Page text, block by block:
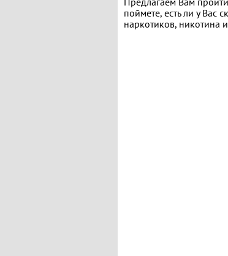
поймете, есть ли у Вас
наркотиков, никотина